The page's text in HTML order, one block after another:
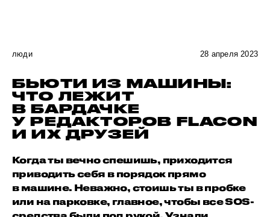
люди 28 апреля 2023
БЬЮТИ ИЗ МАШИНЫ:
ЧТО ЛЕЖИТ
В БАРДАЧКЕ
У РЕДАКТОРОВ FLACON
И ИХ ДРУЗЕЙ
Когда ты вечно спешишь, приходится
приводить себя в порядок прямо
в машине. Неважно, стоишь ты в пробке
или на парковке, главное, чтобы все SOS-